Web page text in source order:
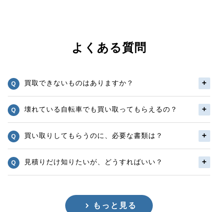
よくある質問
買取できないものはありますか？
壊れている自転車でも買い取ってもらえるの？
買い取りしてもらうのに、必要な書類は？
見積りだけ知りたいが、どうすればいい？
もっと見る